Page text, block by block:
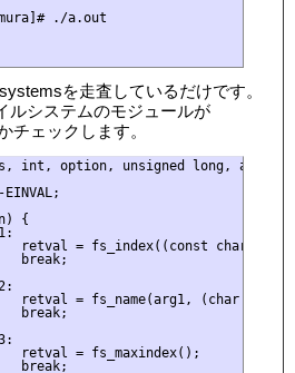
./a.out
を走査しているだけです。
ルシステムのモジュールが
チェックします。
int, option, unsigned long, arg1,
EINVAL;
{
retval = fs_index((const char
break;
retval = fs_name(arg1, (char
break;
retval = fs_maxindex();
break;